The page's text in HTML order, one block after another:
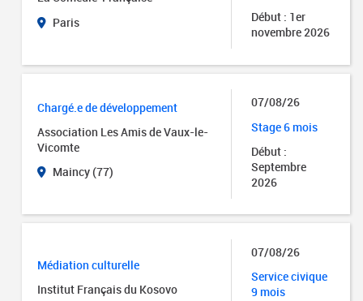
Paris
Début : 1er
novembre 2026
Chargé.e de développement
Association Les Amis de Vaux-le-
Vicomte
Maincy (77)
07/08/26
Stage 6 mois
Début :
Septembre
2026
Médiation culturelle
Institut Français du Kosovo
07/08/26
Service civique
9 mois